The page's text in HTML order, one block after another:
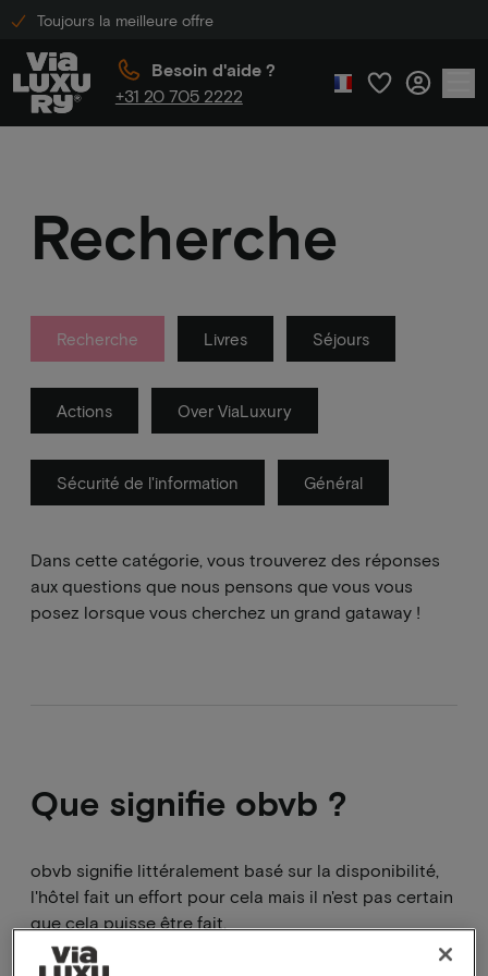
Toujours la meilleure offre
Besoin d'aide ?
+31 20 705 2222
Recherche
Recherche Livres Séjours
Actions Over ViaLuxury
Sécurité de l'information Général
Dans cette catégorie, vous trouverez des réponses
aux questions que nous pensons que vous vous
posez lorsque vous cherchez un grand gataway !
Que signifie obvb ?
obvb signifie littéralement basé sur la disponibilité,
l'hôtel fait un effort pour cela mais il n'est pas certain
que cela puisse être fait.